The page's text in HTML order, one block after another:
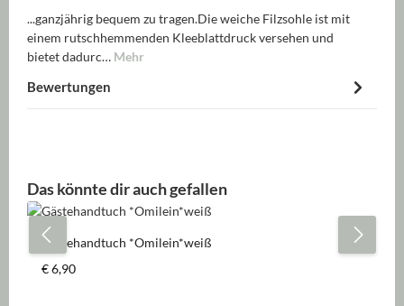
...ganzjährig bequem zu tragen.Die weiche Filzsohle ist mit
einem rutschhemmenden Kleeblattdruck versehen und
bietet dadurc… Mehr
Bewertungen
Produktgalerie überspringen
Das könnte dir auch gefallen
Gästehandtuch *Omilein*weiß
Regulärer Preis:
€ 6,90